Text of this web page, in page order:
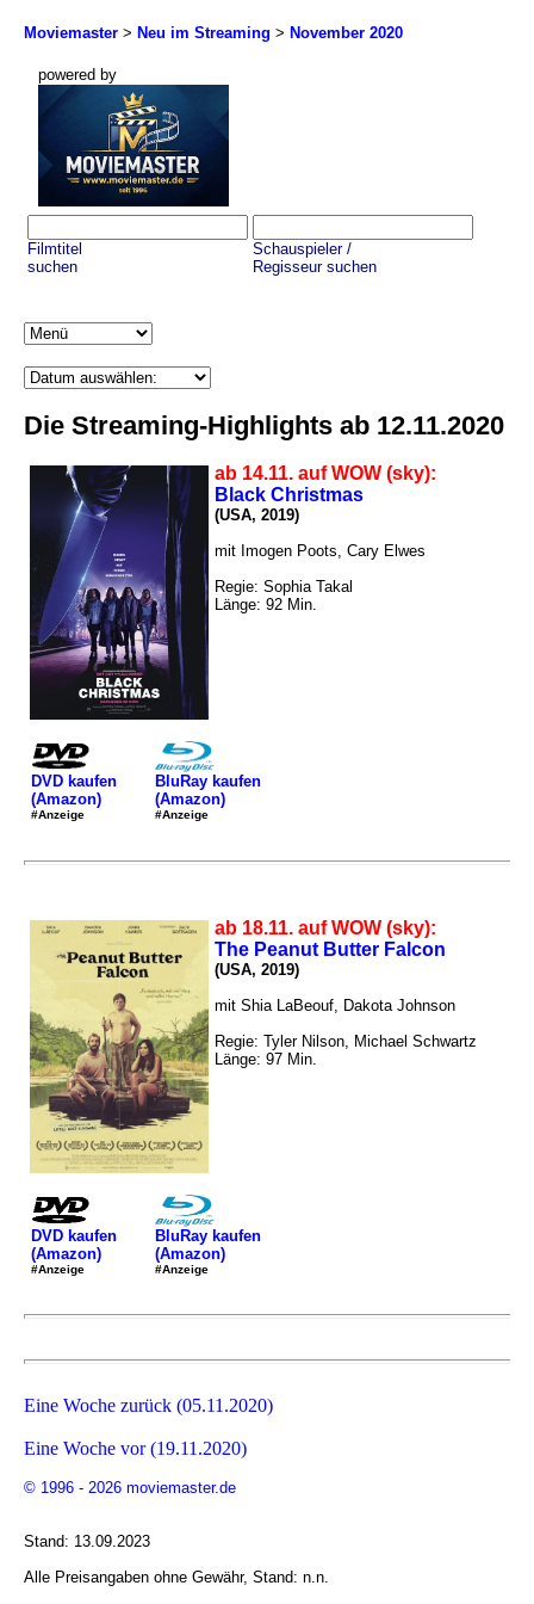
Moviemaster > Neu im Streaming > November 2020
powered by
Filmtitel
suchen
Schauspieler /
Regisseur suchen
Die Streaming-Highlights ab 12.11.2020
ab 14.11. auf WOW (sky):
Black Christmas
(USA, 2019)
mit Imogen Poots, Cary Elwes
Regie: Sophia Takal
Länge: 92 Min.
DVD kaufen
(Amazon)
#Anzeige
BluRay kaufen
(Amazon)
#Anzeige
ab 18.11. auf WOW (sky):
The Peanut Butter Falcon
(USA, 2019)
mit Shia LaBeouf, Dakota Johnson
Regie: Tyler Nilson, Michael Schwartz
Länge: 97 Min.
DVD kaufen
(Amazon)
#Anzeige
BluRay kaufen
(Amazon)
#Anzeige
Eine Woche zurück (05.11.2020)
Eine Woche vor (19.11.2020)
© 1996 - 2026 moviemaster.de
Stand: 13.09.2023
Alle Preisangaben ohne Gewähr, Stand: n.n.